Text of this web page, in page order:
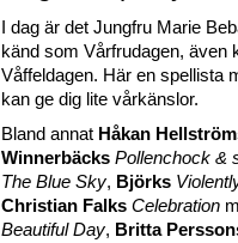
I dag är det Jungfru Marie
känd som Vårfrudagen, även
Våffeldagen. Här en spellista
kan ge dig lite vårkänslor.
Bland annat Håkan
Winnerbäcks Pollenchock &
The Blue Sky, Björks
Christian Falks Celebration
Beautiful Day, Britta